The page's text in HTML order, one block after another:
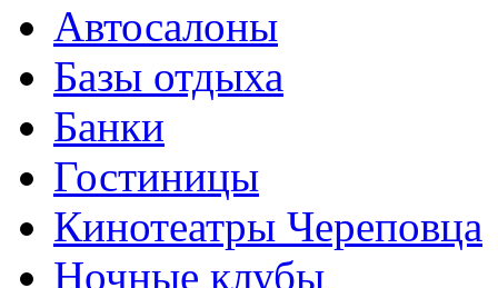
Автосалоны
Базы отдыха
Банки
Гостиницы
Кинотеатры Череповца
Ночные клубы